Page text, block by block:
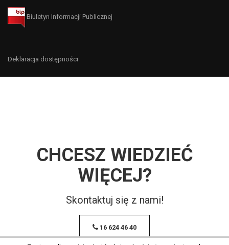
Biuletyn Informacji Publicznej
Deklaracja dostępności
CHCESZ WIEDZIEĆ
WIĘCEJ?
Skontaktuj się z nami!
16 624 46 40